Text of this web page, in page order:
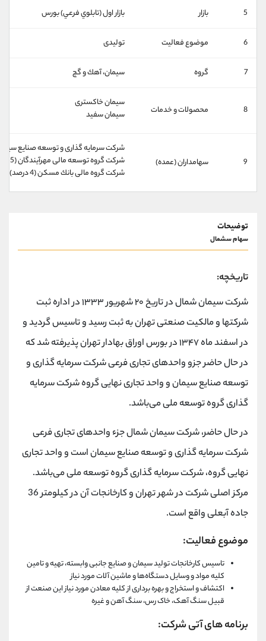
5 بازار بازار اول (تابلوي فرعي) بورس
6 موضوع فعالیت تولیدی
7 گروه سيمان، آهك و گچ
8 محصولات و خدمات
سیمان خاکستری
سیمان سفید
9 سهامداران (عمده)
شركت سرمايه گذاری و توسعه صنايع سيمان (5/64
شركت گروه توسعه مالی مهرآيندگان (5 درصد)
شركت گروه مالی بانك مسكن (4 درصد)
توضیحات
سهام سشمال
تاریخچه:
شرکت سیمان شمال در تاریخ ۲۰ شهریور ۱۳۳۳ در اداره ثبت
شرکتها و مالکیت صنعتی تهران به ثبت رسید و تاسیس گردید و
در اسفند ماه ۱۳۴۷ در بورس اوراق بهادار تهران پذیرفته شد که
در حال حاضر جزو واحدهای تجاری فرعی شرکت سرمایه گذاری و
توسعه صنایع سیمان و واحد تجاری نهایی گروه شرکت سرمایه
گذاری گروه توسعه ملی می‌باشد.
در حال حاضر، شرکت سیمان شمال جزء واحدهای تجاری فرعی
شرکت سرمایه گذاری و توسعه صنایع سیمان است و واحد تجاری
نهایی گروه، شرکت سرمایه گذاری گروه توسعه ملی می‌باشد.
مرکز اصلی شرکت در شهر تهران و کارخانجات آن در کیلومتر 36
جاده آبعلی واقع است.
موضوع فعالیت:
تاسیس کارخانجات تولید سیمان و صنایع جانبی وابسته، تهیه و تامین
کلیه مواد و وسایل دستگاه‌ها و ماشین آلات مورد نیاز
اکتشاف و استخراج و بهره برداری از کلیه معادن مورد نیاز این صنعت از
قبیل سنگ آهک، خاک رس، سنگ آهن و غیره
برنامه های آتی شرکت: